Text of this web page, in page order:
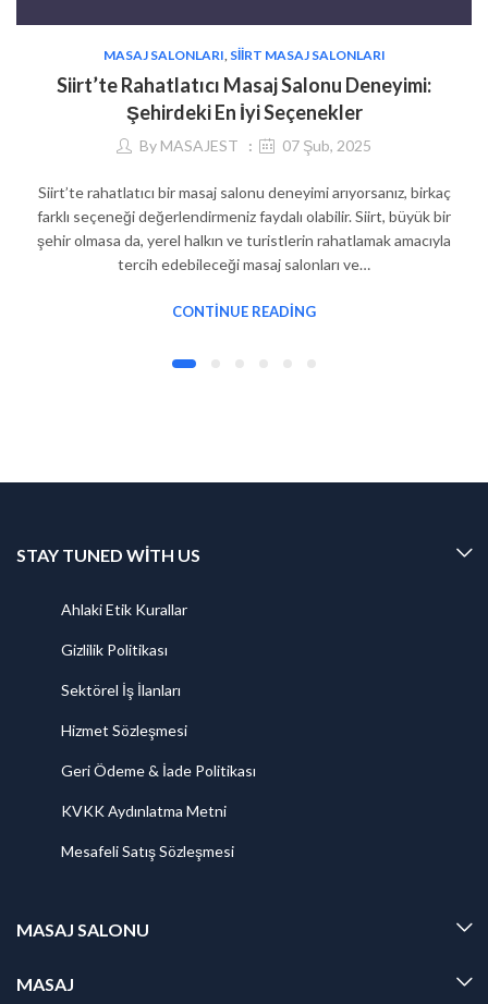
MASAJ SALONLARI SIIRT MASAJ SALONLARI
Siirt’te Rahatlatıcı Masaj Salonu Deneyimi:
Şehirdeki En İyi Seçenekler
By MASAJEST 07 Şub, 2025
Siirt’te rahatlatıcı bir masaj salonu deneyimi arıyorsanız, birkaç
farklı seçeneği değerlendirmeniz faydalı olabilir. Siirt, büyük bir
şehir olmasa da, yerel halkın ve turistlerin rahatlamak amacıyla
tercih edebileceği masaj salonları ve…
CONTINUE READING
STAY TUNED WITH US
Ahlaki Etik Kurallar
Gizlilik Politikası
Sektörel İş İlanları
Hizmet Sözleşmesi
Geri Ödeme & İade Politikası
KVKK Aydınlatma Metni
Mesafeli Satış Sözleşmesi
MASAJ SALONU
MASAJ